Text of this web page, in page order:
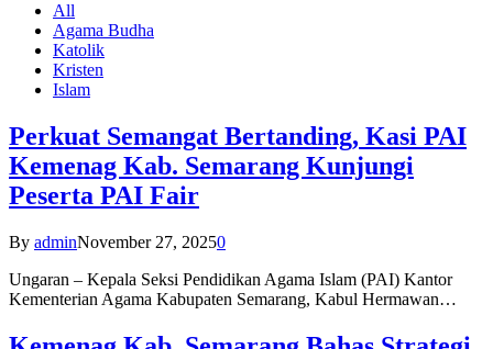
All
Agama Budha
Katolik
Kristen
Islam
Perkuat Semangat Bertanding, Kasi PAI
Kemenag Kab. Semarang Kunjungi
Peserta PAI Fair
By adminNovember 27, 20250
Ungaran – Kepala Seksi Pendidikan Agama Islam (PAI) Kantor
Kementerian Agama Kabupaten Semarang, Kabul Hermawan…